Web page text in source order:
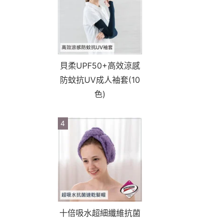
貝柔UPF50+高效涼感
防蚊抗UV成人袖套(10
色)
4
十倍吸水超細纖維抗菌